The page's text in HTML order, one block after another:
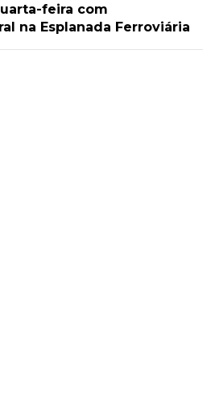
feira com
na Esplanada Ferroviária